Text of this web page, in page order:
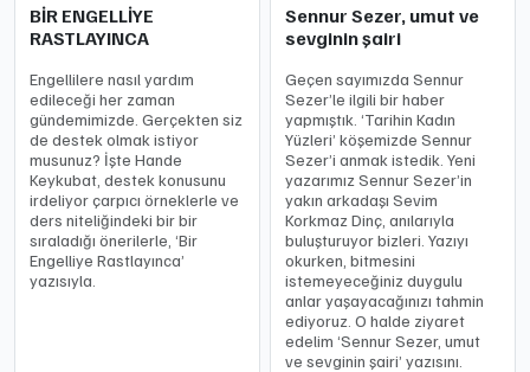
BİR ENGELLİYE
RASTLAYINCA
Engellilere nasıl yardım
edileceği her zaman
gündemimizde. Gerçekten siz
de destek olmak istiyor
musunuz? İşte Hande
Keykubat, destek konusunu
irdeliyor çarpıcı örneklerle ve
ders niteliğindeki bir bir
sıraladığı önerilerle, ‘Bir
Engelliye Rastlayınca’
yazısıyla.
Sennur Sezer, umut ve
sevginin şairi
Geçen sayımızda Sennur
Sezer’le ilgili bir haber
yapmıştık. ‘Tarihin Kadın
Yüzleri’ köşemizde Sennur
Sezer’i anmak istedik. Yeni
yazarımız Sennur Sezer’in
yakın arkadaşı Sevim
Korkmaz Dinç, anılarıyla
buluşturuyor bizleri. Yazıyı
okurken, bitmesini
istemeyeceğiniz duygulu
anlar yaşayacağınızı tahmin
ediyoruz. O halde ziyaret
edelim ‘Sennur Sezer, umut
ve sevginin şairi’ yazısını.